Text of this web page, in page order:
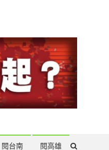
閱台南 閱高雄